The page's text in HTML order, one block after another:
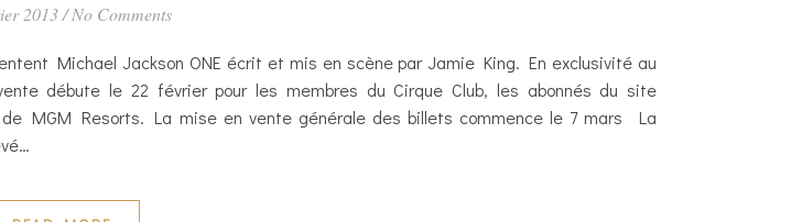
2013/ No Comments
Michael Jackson ONE écrit et mis en scène par Jamie King. En exclusivité au
débute le 22 février pour les membres du Cirque Club, les abonnés du site
MGM Resorts. La mise en vente générale des billets commence le 7 mars La